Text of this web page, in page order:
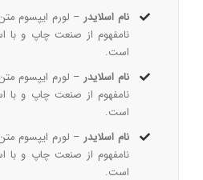
نام اسلایدر – لورم ایپسوم
نامفهوم از صنعت چاپ و با
است.
نام اسلایدر – لورم ایپسوم
نامفهوم از صنعت چاپ و با
است.
نام اسلایدر – لورم ایپسوم
نامفهوم از صنعت چاپ و با
است.